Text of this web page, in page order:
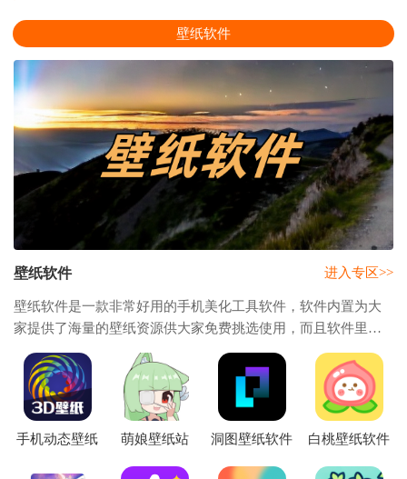
壁纸软件
壁纸软件
壁纸软件是一款非常好用的手机美化工具软件，软件内置为大
家提供了海量的壁纸资源供大家免费挑选使用，而且软件里面
还有超多种类的分类包括了帅哥、美女、动漫、明星、风景、
美食、星空、自然、建筑、萌宠等等，帮助
进入专区>>
手机动态壁纸
萌娘壁纸站 洞图壁纸软件
白桃壁纸软件